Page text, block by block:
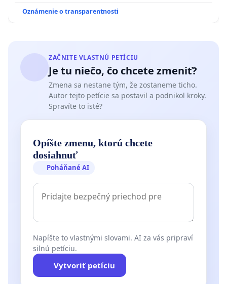
Oznámenie o transparentnosti
ZAČNITE VLASTNÚ PETÍCIU
Je tu niečo, čo chcete zmeniť?
Zmena sa nestane tým, že zostaneme ticho.
Autor tejto petície sa postavil a podnikol kroky.
Spravíte to isté?
Opíšte zmenu, ktorú chcete
dosiahnuť
Poháňané AI
Napíšte to vlastnými slovami. AI za vás pripraví
silnú petíciu.
Vytvoriť petíciu